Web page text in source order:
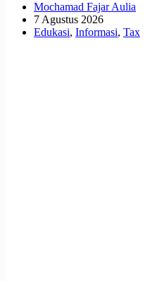
Mochamad Fajar Aulia
7 Agustus 2026
Edukasi, Informasi, Tax